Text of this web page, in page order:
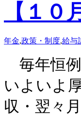
【１０
年金,政策・制度,給与
毎年恒例
いよいよ
収・翌々